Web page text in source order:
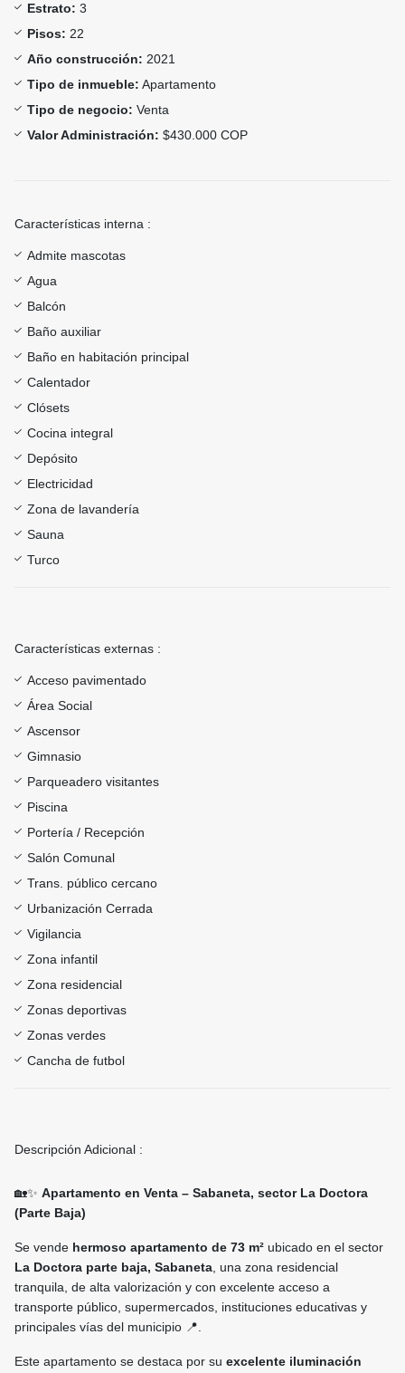
Estrato: 3
Pisos: 22
Año construcción: 2021
Tipo de inmueble: Apartamento
Tipo de negocio: Venta
Valor Administración: $430.000 COP
Características interna :
Admite mascotas
Agua
Balcón
Baño auxiliar
Baño en habitación principal
Calentador
Clósets
Cocina integral
Depósito
Electricidad
Zona de lavandería
Sauna
Turco
Características externas :
Acceso pavimentado
Área Social
Ascensor
Gimnasio
Parqueadero visitantes
Piscina
Portería / Recepción
Salón Comunal
Trans. público cercano
Urbanización Cerrada
Vigilancia
Zona infantil
Zona residencial
Zonas deportivas
Zonas verdes
Cancha de futbol
Descripción Adicional :
🏡✨ Apartamento en Venta – Sabaneta, sector La Doctora
(Parte Baja)
Se vende hermoso apartamento de 73 m² ubicado en el sector
La Doctora parte baja, Sabaneta , una zona residencial
tranquila, de alta valorización y con excelente acceso a
transporte público, supermercados, instituciones educativas y
principales vías del municipio 📍.
Este apartamento se destaca por su excelente iluminación